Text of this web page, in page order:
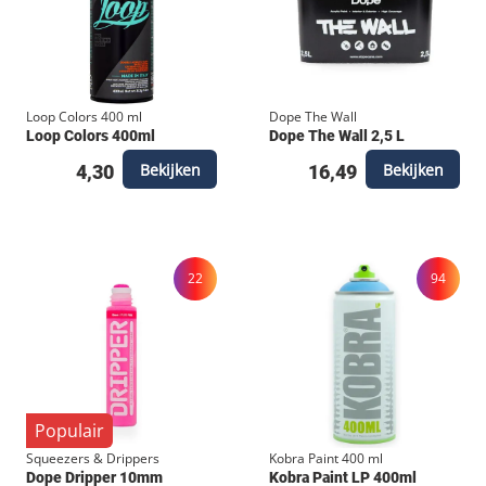
duurzaamheid van de
tip te verlengen. Bevat
oplosmiddelen, gebruik
in goed geventileerde
ruimtes.
Loop Colors 400 ml
Loop Colors 400ml
4,30 Bekijken
Dope The Wall
Dope The Wall 2,5 L
16,49 Bekijken
Populair
22
Squeezers & Drippers
Dope Dripper 10mm
94
Kobra Paint 400 ml
Kobra Paint LP 400ml